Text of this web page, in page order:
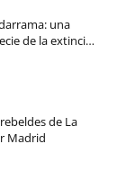
una
de la extinci…
de La
Madrid